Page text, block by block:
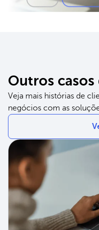
Outros casos
Veja mais histórias de
negócios com as